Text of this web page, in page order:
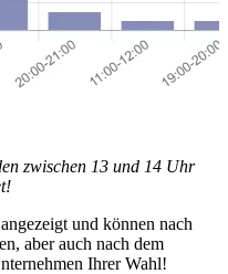
zwischen 13 und 14 Uhr
angezeigt und können nach
aber auch nach dem
Ihrer Wahl!